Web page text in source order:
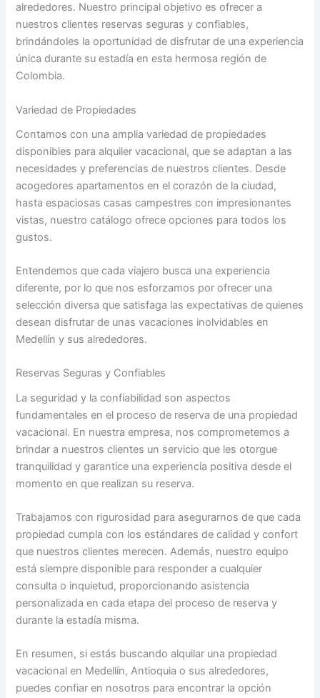
alrededores. Nuestro principal objetivo es ofrecer a
nuestros clientes reservas seguras y confiables,
brindándoles la oportunidad de disfrutar de una experiencia
única durante su estadía en esta hermosa región de
Colombia.
Variedad de Propiedades
Contamos con una amplia variedad de propiedades
disponibles para alquiler vacacional, que se adaptan a las
necesidades y preferencias de nuestros clientes. Desde
acogedores apartamentos en el corazón de la ciudad,
hasta espaciosas casas campestres con impresionantes
vistas, nuestro catálogo ofrece opciones para todos los
gustos.
Entendemos que cada viajero busca una experiencia
diferente, por lo que nos esforzamos por ofrecer una
selección diversa que satisfaga las expectativas de quienes
desean disfrutar de unas vacaciones inolvidables en
Medellín y sus alrededores.
Reservas Seguras y Confiables
La seguridad y la confiabilidad son aspectos
fundamentales en el proceso de reserva de una propiedad
vacacional. En nuestra empresa, nos comprometemos a
brindar a nuestros clientes un servicio que les otorgue
tranquilidad y garantice una experiencia positiva desde el
momento en que realizan su reserva.
Trabajamos con rigurosidad para asegurarnos de que cada
propiedad cumpla con los estándares de calidad y confort
que nuestros clientes merecen. Además, nuestro equipo
está siempre disponible para responder a cualquier
consulta o inquietud, proporcionando asistencia
personalizada en cada etapa del proceso de reserva y
durante la estadía misma.
En resumen, si estás buscando alquilar una propiedad
vacacional en Medellín, Antioquia o sus alrededores,
puedes confiar en nosotros para encontrar la opción